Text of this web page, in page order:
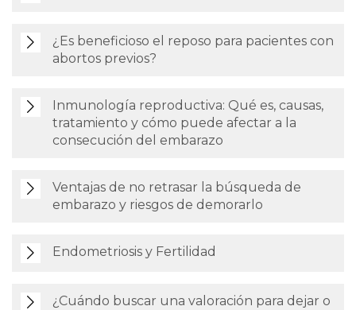
¿Es beneficioso el reposo para pacientes con
abortos previos?
Inmunología reproductiva: Qué es, causas,
tratamiento y cómo puede afectar a la
consecución del embarazo
Ventajas de no retrasar la búsqueda de
embarazo y riesgos de demorarlo
Endometriosis y Fertilidad
¿Cuándo buscar una valoración para dejar o